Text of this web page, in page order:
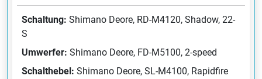
Schaltung: Shimano Deore, RD-M4120, Shadow, 22-
S
Umwerfer: Shimano Deore, FD-M5100, 2-speed
Schalthebel: Shimano Deore, SL-M4100, Rapidfire